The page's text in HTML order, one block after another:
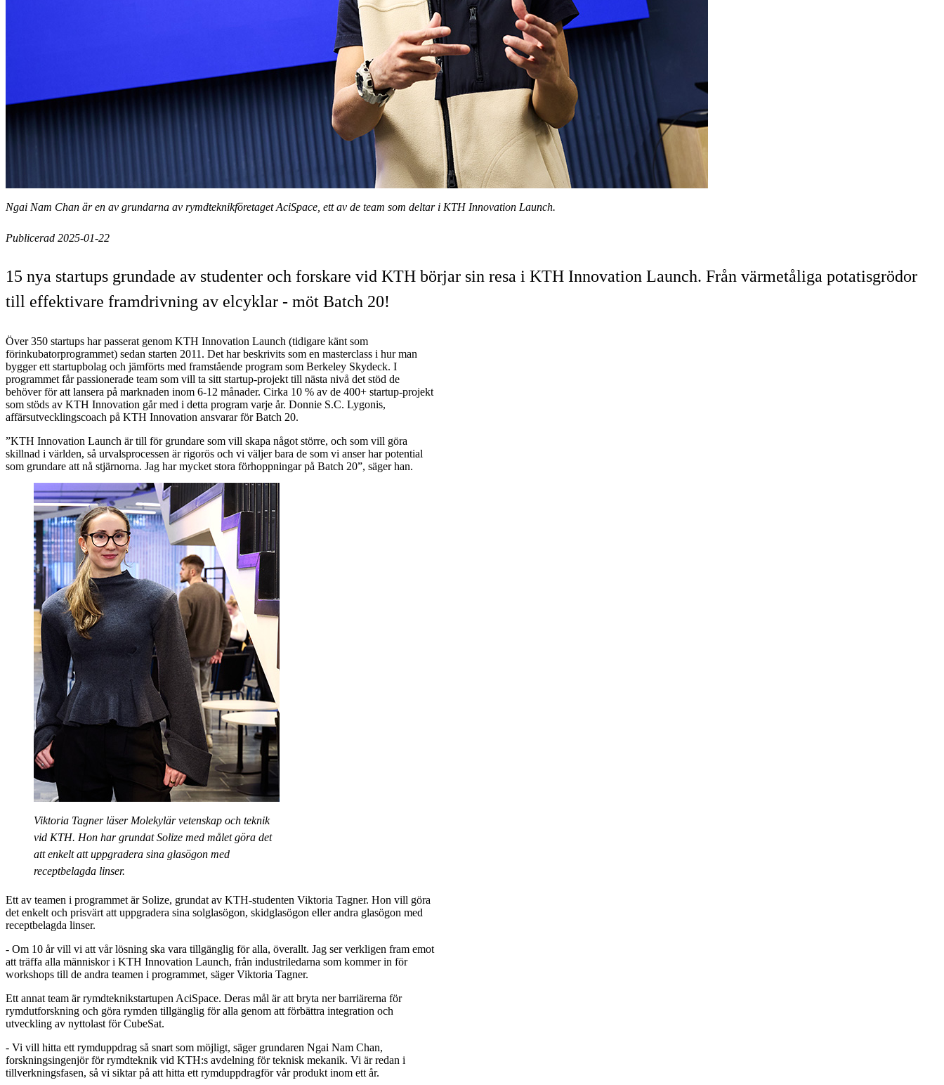
Ngai Nam Chan är en av grundarna av rymdteknikföretaget AciSpace, ett av de team som deltar i KTH Innovation Launch.
Publicerad 2025-01-22
15 nya startups grundade av studenter och forskare vid KTH börjar sin resa i KTH Innovation Launch. Från värmetåliga potatisgrödor
till effektivare framdrivning av elcyklar - möt Batch 20!
Över 350 startups har passerat genom KTH Innovation Launch (tidigare känt som
förinkubatorprogrammet) sedan starten 2011. Det har beskrivits som en masterclass i hur man
bygger ett startupbolag och jämförts med framstående program som Berkeley Skydeck. I
programmet får passionerade team som vill ta sitt startup-projekt till nästa nivå det stöd de
behöver för att lansera på marknaden inom 6-12 månader. Cirka 10 % av de 400+ startup-projekt
som stöds av KTH Innovation går med i detta program varje år. Donnie S.C. Lygonis,
affärsutvecklingscoach på KTH Innovation ansvarar för Batch 20.
”KTH Innovation Launch är till för grundare som vill skapa något större, och som vill göra
skillnad i världen, så urvalsprocessen är rigorös och vi väljer bara de som vi anser har potential
som grundare att nå stjärnorna. Jag har mycket stora förhoppningar på Batch 20”, säger han.
Viktoria Tagner läser Molekylär vetenskap och teknik
vid KTH. Hon har grundat Solize med målet göra det
att enkelt att uppgradera sina glasögon med
receptbelagda linser.
Ett av teamen i programmet är Solize, grundat av KTH-studenten Viktoria Tagner. Hon vill göra
det enkelt och prisvärt att uppgradera sina solglasögon, skidglasögon eller andra glasögon med
receptbelagda linser.
- Om 10 år vill vi att vår lösning ska vara tillgänglig för alla, överallt. Jag ser verkligen fram emot
att träffa alla människor i KTH Innovation Launch, från industriledarna som kommer in för
workshops till de andra teamen i programmet, säger Viktoria Tagner.
Ett annat team är rymdteknikstartupen AciSpace. Deras mål är att bryta ner barriärerna för
rymdutforskning och göra rymden tillgänglig för alla genom att förbättra integration och
utveckling av nyttolast för CubeSat.
- Vi vill hitta ett rymduppdrag så snart som möjligt, säger grundaren Ngai Nam Chan,
forskningsingenjör för rymdteknik vid KTH:s avdelning för teknisk mekanik. Vi är redan i
tillverkningsfasen, så vi siktar på att hitta ett rymduppdragför vår produkt inom ett år.